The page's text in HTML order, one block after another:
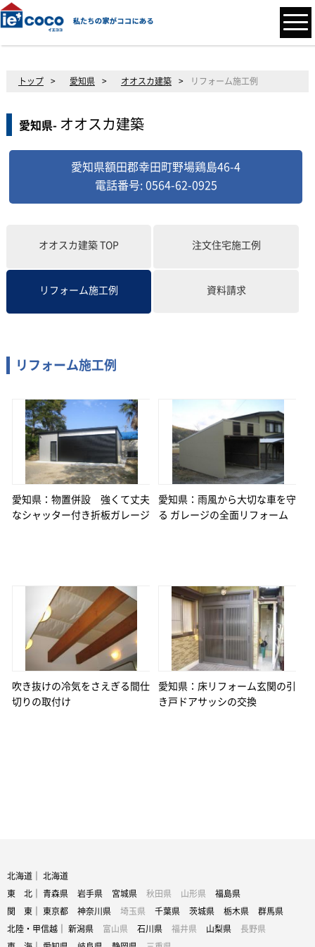
トップ > 愛知県 > オオスカ建築 > リフォーム施工例
愛知県- オオスカ建築
愛知県額田郡幸田町野場鶏島46-4
電話番号: 0564-62-0925
オオスカ建築TOP 注文住宅施工例
リフォーム施工例 資料請求
リフォーム施工例
愛知県：物置併設 強くて丈夫
なシャッター付き折板ガレージ
愛知県：雨風から大切な車を守
る ガレージの全面リフォーム
吹き抜けの冷気をさえぎる間仕
切りの取付け
愛知県：床リフォーム玄関の引
き戸ドアサッシの交換
北海道｜ 北海道
東 北｜ 青森県 岩手県 宮城県 秋田県 山形県 福島県
関 東｜ 東京都 神奈川県 埼玉県 千葉県 茨城県 栃木県 群馬県
北陸・甲信越｜ 新潟県 富山県 石川県 福井県 山梨県 長野県